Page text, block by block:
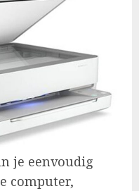
je eenvoudig
computer,